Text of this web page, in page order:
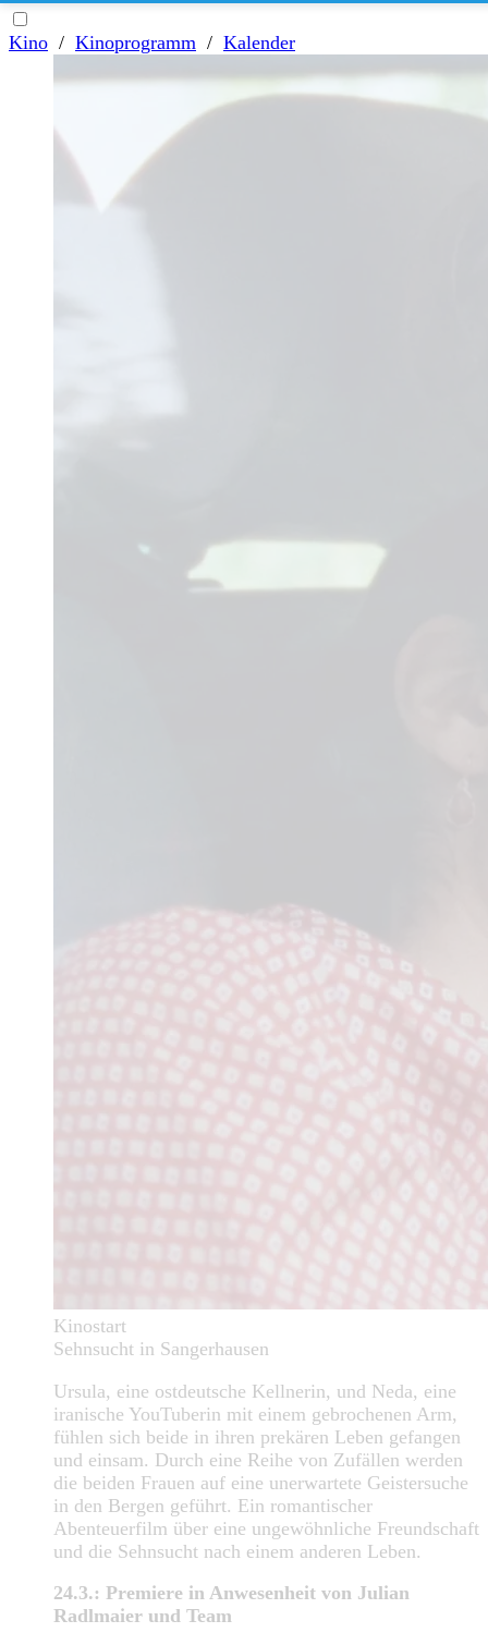
Kino / Kinoprogramm / Kalender
Kinostart
Sehnsucht in Sangerhausen
Ursula, eine ostdeutsche Kellnerin, und Neda, eine
iranische YouTuberin mit einem gebrochenen Arm,
fühlen sich beide in ihren prekären Leben gefangen
und einsam. Durch eine Reihe von Zufällen werden
die beiden Frauen auf eine unerwartete Geistersuche
in den Bergen geführt. Ein romantischer
Abenteuerfilm über eine ungewöhnliche Freundschaft
und die Sehnsucht nach einem anderen Leben.
24.3.: Premiere in Anwesenheit von Julian
Radlmaier und Team